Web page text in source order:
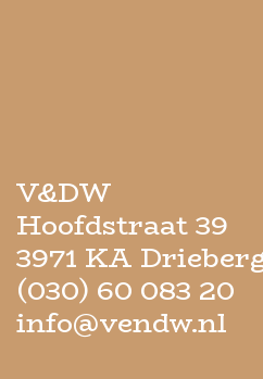
V&DW
Hoofdstraat 39
3971 KA
(030) 60 083 20
info@vendw.nl